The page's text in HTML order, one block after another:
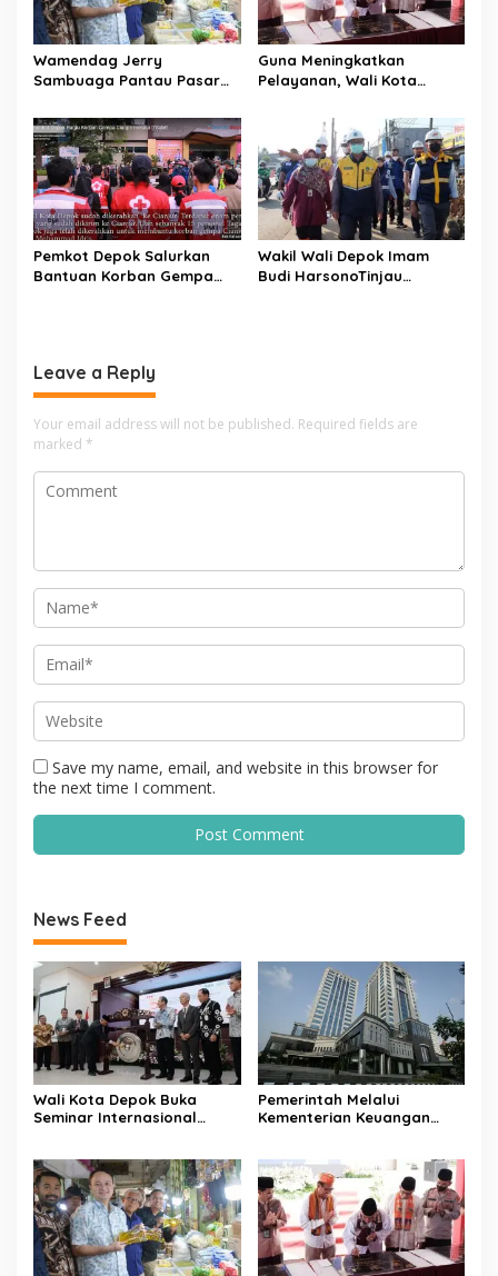
Wamendag Jerry
Sambuaga Pantau Pasar
Ketersediaan Bapok Aman
dan Harga Terkendali
Guna Meningkatkan
Pelayanan, Wali Kota
Resmikan Rehabilitasi 11
Kantor Pemerintahan
Pemkot Depok Salurkan
Bantuan Korban Gempa
Wakil Wali Depok Imam
Budi HarsonoTinjau
Leave a Reply
Your email address will not be published. Required fields are
marked *
Save my name, email, and website in this browser for
the next time I comment.
News Feed
Wali Kota Depok Buka
Seminar Internasional
Pemerintah Melalui
Kementerian Keuangan